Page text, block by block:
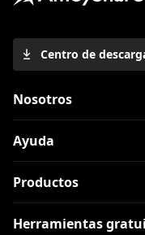
Centro de
Nosotros
Ayuda
Productos
Herramientas